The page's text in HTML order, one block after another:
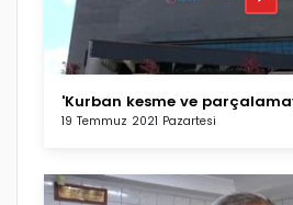
'Kurban kesme ve
19 Temmuz 2021 Pazartesi